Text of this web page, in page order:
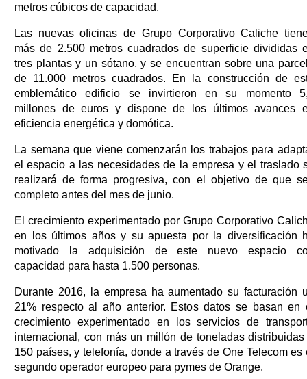
metros cúbicos de capacidad.
Las nuevas oficinas de Grupo Corporativo Caliche
más de 2.500 metros cuadrados de superficie divididas
tres plantas y un sótano, y se encuentran sobre una
de 11.000 metros cuadrados. En la construcción de
emblemático edificio se invirtieron en su momento
millones de euros y dispone de los últimos avances
eficiencia energética y domótica.
La semana que viene comenzarán los trabajos para
el espacio a las necesidades de la empresa y el traslado
realizará de forma progresiva, con el objetivo de que
completo antes del mes de junio.
El crecimiento experimentado por Grupo Corporativo
en los últimos años y su apuesta por la diversificación
motivado la adquisición de este nuevo espacio
capacidad para hasta 1.500 personas.
Durante 2016, la empresa ha aumentado su facturación
21% respecto al año anterior. Estos datos se basan en
crecimiento experimentado en los servicios de
internacional, con más un millón de toneladas distribuidas
150 países, y telefonía, donde a través de One Telecom es
segundo operador europeo para pymes de Orange.